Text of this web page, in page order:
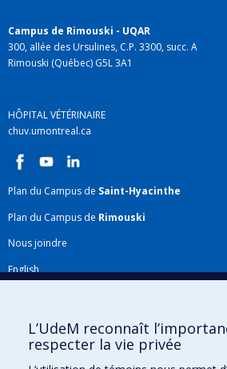
Campus de Rimouski - UQAR
300, allée des Ursulines, C.P. 3300, succ. A
Rimouski (Québec) G5L 3A1
HÔPITAL VÉTÉRINAIRE
chuv.umontreal.ca
Plan du Campus de Saint-Hyacinthe
Plan du Campus de Rimouski
Nous joindre
English
Plan du site
Accessibilité
L’UdeM reconnaît
respecter la vie privée